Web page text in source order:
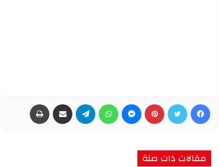
فيسبوك تويتر بينتيريست ماسنجر واتساب تيلقرام مشاركة عبر البريد
مقالات ذات صلة